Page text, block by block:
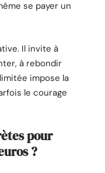
se payer un
Il invite à
à rebondir
impose la
le courage
pour
?